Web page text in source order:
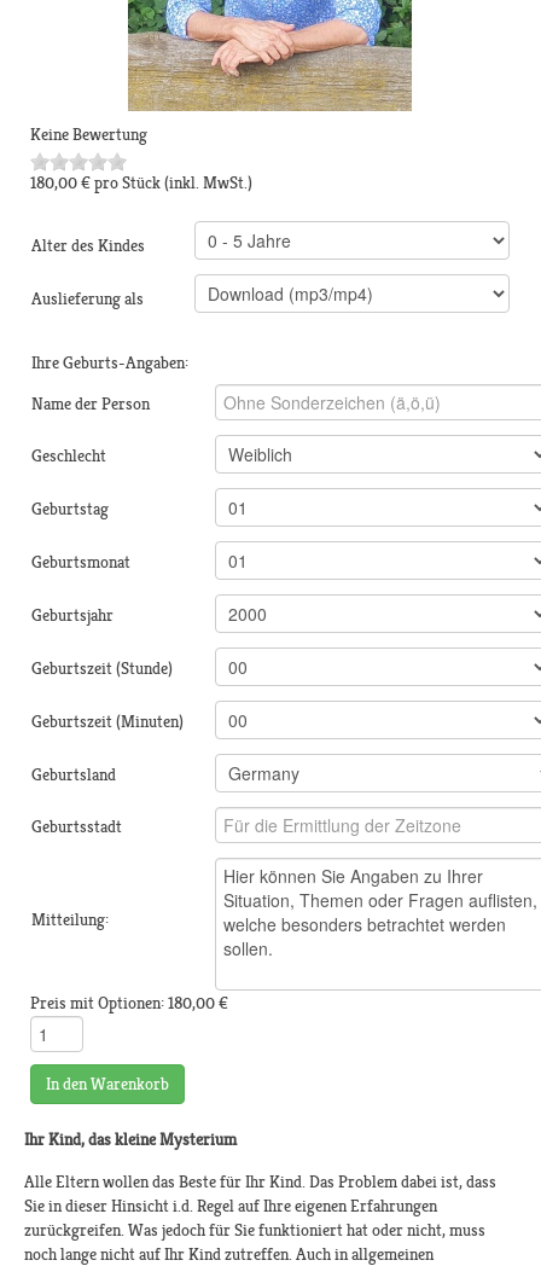
Keine Bewertung
180,00 €pro Stück(inkl. MwSt.)
Alter des Kindes
Auslieferung als
Ihre Geburts-Angaben:
Name der Person
Geschlecht
Geburtstag
Geburtsmonat
Geburtsjahr
Geburtszeit (Stunde)
Geburtszeit (Minuten)
Geburtsland
Geburtsstadt
Mitteilung:
Preis mit Optionen:180,00 €
In den Warenkorb
Ihr Kind, das kleine Mysterium
Alle Eltern wollen das Beste für Ihr Kind. Das Problem dabei ist, dass
Sie in dieser Hinsicht i.d. Regel auf Ihre eigenen Erfahrungen
zurückgreifen. Was jedoch für Sie funktioniert hat oder nicht, muss
noch lange nicht auf Ihr Kind zutreffen. Auch in allgemeinen